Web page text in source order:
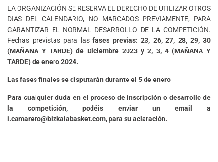
LA ORGANIZACIÓN SE RESERVA EL DERECHO DE UTILIZAR OTROS
DIAS DEL CALENDARIO, NO MARCADOS PREVIAMENTE, PARA
GARANTIZAR EL NORMAL DESARROLLO DE LA COMPETICIÓN.
Fechas previstas para lasfases previas: 23, 26, 27, 28, 29, 30
(MAÑANA Y TARDE) de Diciembre 2023 y 2, 3, 4 (MAÑANA Y
TARDE) de enero 2024.
Las fases finales se disputarán durante el 5 de enero
Para cualquier duda en el proceso de inscripción o desarrollo de
la competición, podéis enviar un email a
i.camarero@bizkaiabasket.com, para su aclaración.